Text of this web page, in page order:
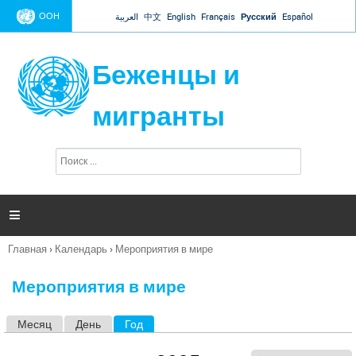
Jump to navigation
ООН العربية 中文 English Français Русский Español
Беженцы и
мигранты
п
и

Вы
Главная › Календарь › Мероприятия в мире
Мероприятия в мире
Месяц День Год